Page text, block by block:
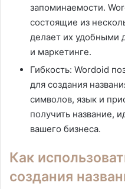
запоминаемости.
состоящие из
делает их удобными
и маркетинге.
Гибкость: Wordoid
для создания
символов, язык и
получить название,
вашего бизнеса.
Как
создания